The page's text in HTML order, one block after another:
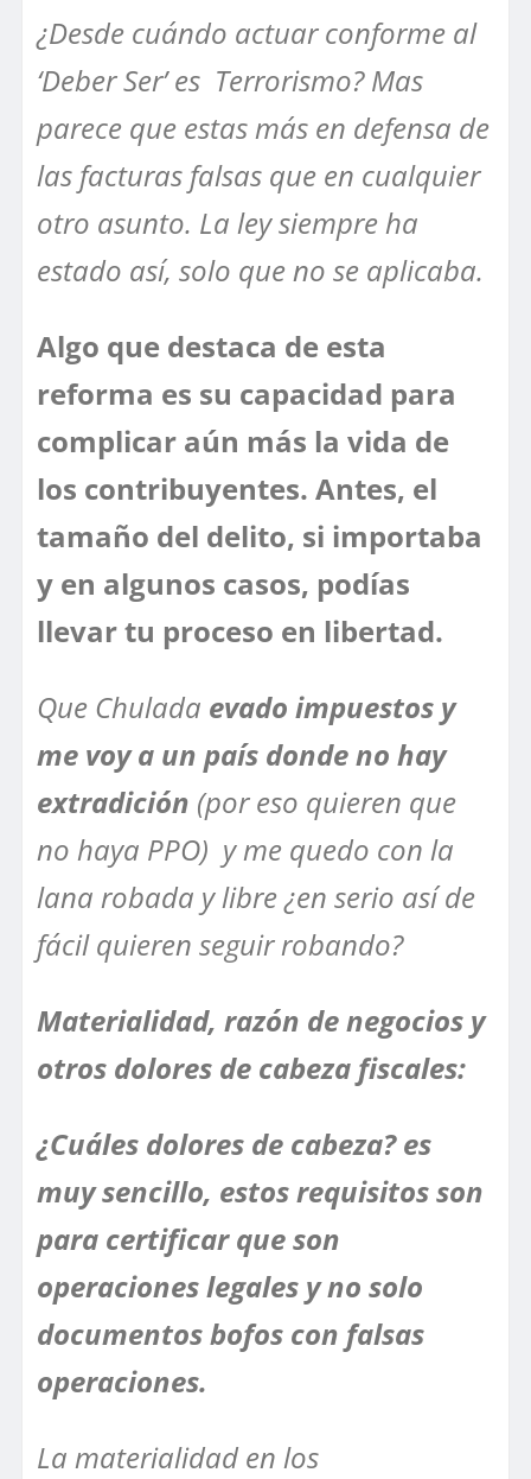
¿Desde cuándo actuar conforme al
‘Deber Ser’ es Terrorismo? Mas
parece que estas más en defensa de
las facturas falsas que en cualquier
otro asunto. La ley siempre ha
estado así, solo que no se aplicaba.
Algo que destaca de esta
reforma es su capacidad para
complicar aún más la vida de
los contribuyentes. Antes, el
tamaño del delito, si importaba
y en algunos casos, podías
llevar tu proceso en libertad.
Que Chulada evado impuestos y
me voy a un país donde no hay
extradición (por eso quieren que
no haya PPO) y me quedo con la
lana robada y libre ¿en serio así de
fácil quieren seguir robando?
Materialidad, razón de negocios y
otros dolores de cabeza fiscales:
¿Cuáles dolores de cabeza? es
muy sencillo, estos requisitos son
para certificar que son
operaciones legales y no solo
documentos bofos con falsas
operaciones.
La materialidad en los